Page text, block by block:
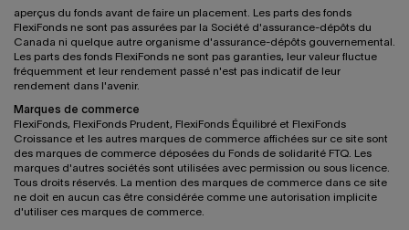
aperçus du fonds avant de faire un placement. Les parts des fonds
FlexiFonds ne sont pas assurées par la Société d'assurance-dépôts du
Canada ni quelque autre organisme d'assurance-dépôts gouvernemental.
Les parts des fonds FlexiFonds ne sont pas garanties, leur valeur fluctue
fréquemment et leur rendement passé n'est pas indicatif de leur
rendement dans l'avenir.
Marques de commerce
FlexiFonds, FlexiFonds Prudent, FlexiFonds Équilibré et FlexiFonds
Croissance et les autres marques de commerce affichées sur ce site sont
des marques de commerce déposées du Fonds de solidarité FTQ. Les
marques d'autres sociétés sont utilisées avec permission ou sous licence.
Tous droits réservés. La mention des marques de commerce dans ce site
ne doit en aucun cas être considérée comme une autorisation implicite
d'utiliser ces marques de commerce.